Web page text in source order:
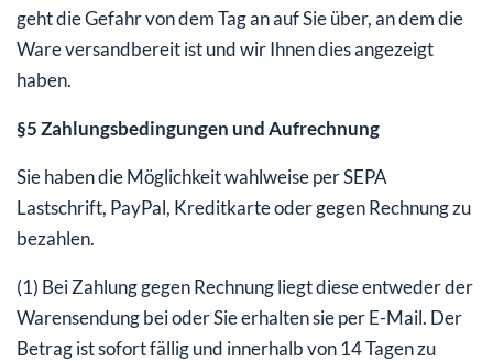
geht die Gefahr von dem Tag an auf Sie über, an dem die
Ware versandbereit ist und wir Ihnen dies angezeigt
haben.
§5 Zahlungsbedingungen und Aufrechnung
Sie haben die Möglichkeit wahlweise per SEPA
Lastschrift, PayPal, Kreditkarte oder gegen Rechnung zu
bezahlen.
(1) Bei Zahlung gegen Rechnung liegt diese entweder der
Warensendung bei oder Sie erhalten sie per E-Mail. Der
Betrag ist sofort fällig und innerhalb von 14 Tagen zu